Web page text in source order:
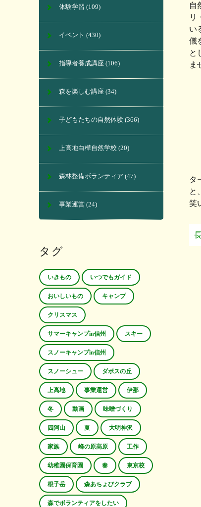
自
リ
い
儀
と
ま
タ
と
笑
体験学習 (109)
イベント (430)
指導者養成講座 (106)
森を楽しむ講座 (34)
子どもたちの自然体験 (366)
上高地白樺自然学校 (20)
森林整備ボランティア (47)
事業運営 (24)
タグ
いきもの いつでもガイド
おいしいもの キャンプ
クリスマス
サマーキャンプin信州 スキー
スノーキャンプin信州
スノーシュー ダボスの丘
上高地 事業運営 伊那
冬 動画 味噌づくり
四阿山 夏 大明神沢
家族 峰の原高原 工作
幼稚園保育園 春 東京校
根子岳 森あちょびクラブ
森でボランティアをしたい